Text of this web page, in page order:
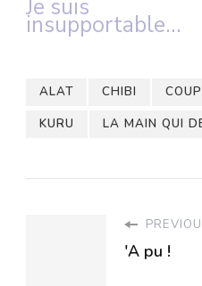
Je suis
insupportable…
ALAT CHIBI
KURU
LA MAIN QUI
'A pu !